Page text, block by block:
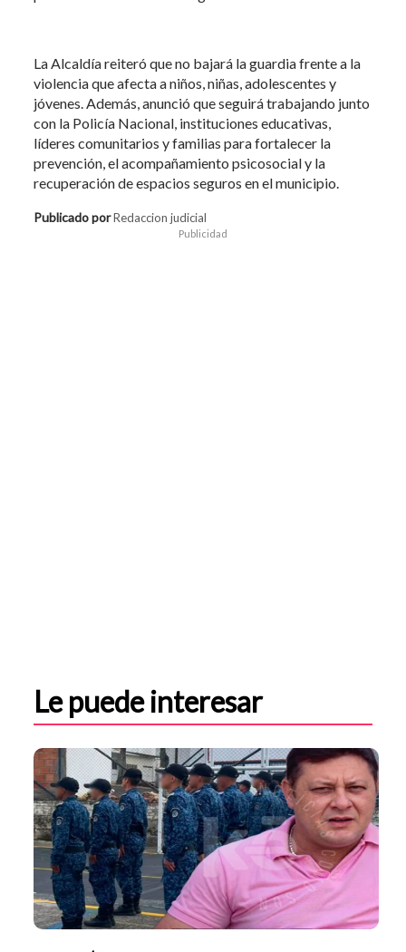
La Alcaldía reiteró que no bajará la guardia frente a la
violencia que afecta a niños, niñas, adolescentes y
jóvenes. Además, anunció que seguirá trabajando junto
con la Policía Nacional, instituciones educativas,
líderes comunitarios y familias para fortalecer la
prevención, el acompañamiento psicosocial y la
recuperación de espacios seguros en el municipio.
Publicado porRedaccion judicial
Publicidad
Le puede interesar